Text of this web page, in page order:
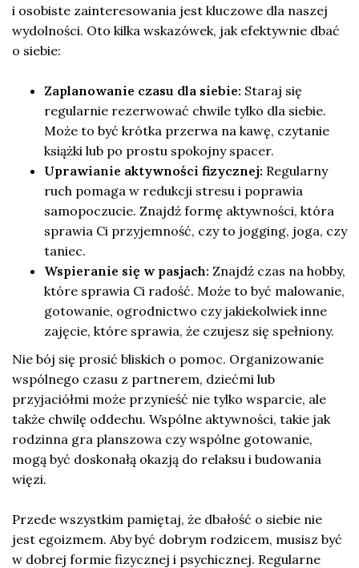
i osobiste zainteresowania jest kluczowe dla naszej
wydolności. Oto kilka wskazówek, jak efektywnie dbać
o siebie:
Zaplanowanie czasu dla siebie: Staraj się
regularnie rezerwować chwile tylko dla siebie.
Może to być krótka przerwa na kawę, czytanie
książki lub po prostu spokojny spacer.
Uprawianie aktywności fizycznej: Regularny
ruch pomaga w redukcji stresu i poprawia
samopoczucie. Znajdź formę aktywności, która
sprawia Ci przyjemność, czy to jogging, joga, czy
taniec.
Wspieranie się w pasjach: Znajdź czas na hobby,
które sprawia Ci radość. Może to być malowanie,
gotowanie, ogrodnictwo czy jakiekolwiek inne
zajęcie, które sprawia, że czujesz się spełniony.
Nie bój się prosić bliskich o pomoc. Organizowanie
wspólnego czasu z partnerem, dziećmi lub
przyjaciółmi może przynieść nie tylko wsparcie, ale
także chwilę oddechu. Wspólne aktywności, takie jak
rodzinna gra planszowa czy wspólne gotowanie,
mogą być doskonałą okazją do relaksu i budowania
więzi.
Przede wszystkim pamiętaj, że dbałość o siebie nie
jest egoizmem. Aby być dobrym rodzicem, musisz być
w dobrej formie fizycznej i psychicznej. Regularne